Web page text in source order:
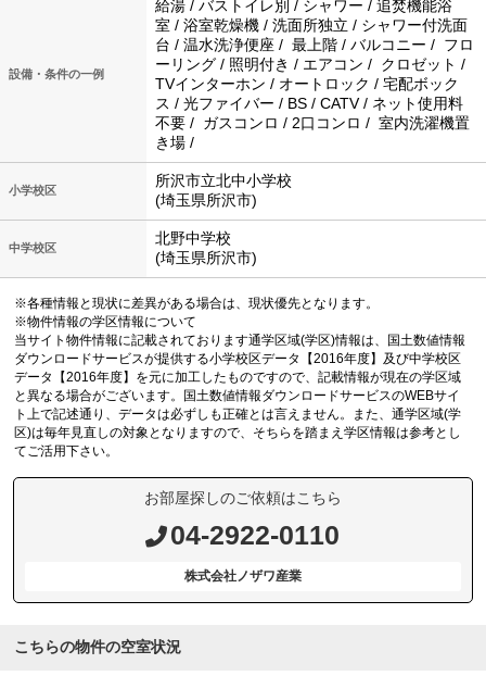
設備・条件の一例
給湯 / バストイレ別 / シャワー / 追焚機能浴
室 / 浴室乾燥機 / 洗面所独立 / シャワー付洗面
台 / 温水洗浄便座 / 最上階 / バルコニー / フロ
ーリング / 照明付き / エアコン / クロゼット /
TVインターホン / オートロック / 宅配ボック
ス / 光ファイバー / BS / CATV / ネット使用料
不要 / ガスコンロ / 2口コンロ / 室内洗濯機置
き場 /
小学校区
所沢市立北中小学校
(埼玉県所沢市)
中学校区
北野中学校
(埼玉県所沢市)
※各種情報と現状に差異がある場合は、現状優先となります。
※物件情報の学区情報について
当サイト物件情報に記載されております通学区域(学区)情報は、国土数値情報
ダウンロードサービスが提供する小学校区データ【2016年度】及び中学校区
データ【2016年度】を元に加工したものですので、記載情報が現在の学区域
と異なる場合がございます。国土数値情報ダウンロードサービスのWEBサイ
ト上で記述通り、データは必ずしも正確とは言えません。また、通学区域(学
区)は毎年見直しの対象となりますので、そちらを踏まえ学区情報は参考とし
てご活用下さい。
お部屋探しのご依頼はこちら
04-2922-0110
株式会社ノザワ産業
こちらの物件の空室状況